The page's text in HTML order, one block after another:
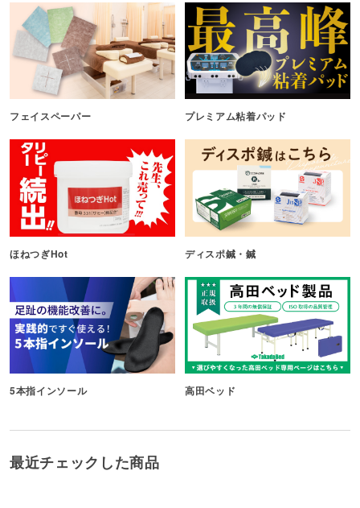
フェイスペーパー プレミアム粘着パッド
ほねつぎHot ディスポ鍼・鍼
5本指インソール 高田ベッド
最近チェックした商品